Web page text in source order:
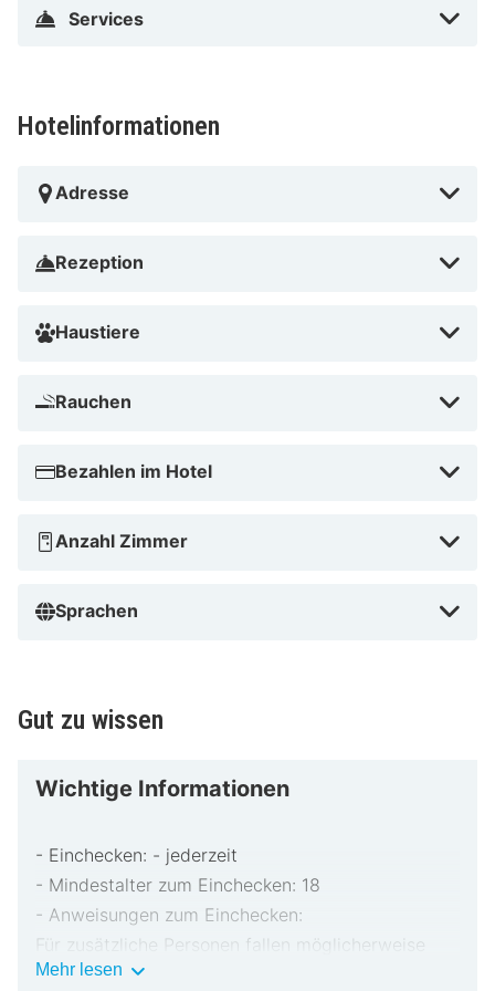
Services
Hotelinformationen
Adresse
Rezeption
Haustiere
Rauchen
Bezahlen im Hotel
Anzahl Zimmer
Sprachen
Gut zu wissen
Wichtige Informationen
- Einchecken: - jederzeit
- Mindestalter zum Einchecken: 18
- Anweisungen zum Einchecken:
Für zusätzliche Personen fallen möglicherweise
Gebühren an, die abhängig von den Bestimmungen
Mehr lesen Wichtige